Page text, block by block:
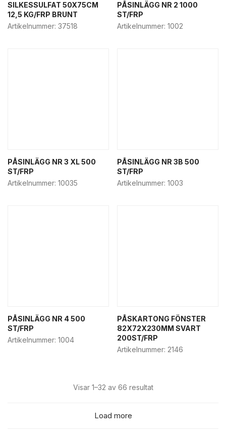
SILKESSULFAT 50X75CM
12,5 KG/FRP BRUNT
Artikelnummer: 37518
PÅSINLÄGG NR 2 1000
ST/FRP
Artikelnummer: 1002
PÅSINLÄGG NR 3 XL 500
ST/FRP
Artikelnummer: 10035
PÅSINLÄGG NR 3B 500
ST/FRP
Artikelnummer: 1003
PÅSINLÄGG NR 4 500
ST/FRP
Artikelnummer: 1004
PÅSKARTONG FÖNSTER
82X72X230MM SVART
200ST/FRP
Artikelnummer: 2146
Visar 1–32 av 66 resultat
Load more